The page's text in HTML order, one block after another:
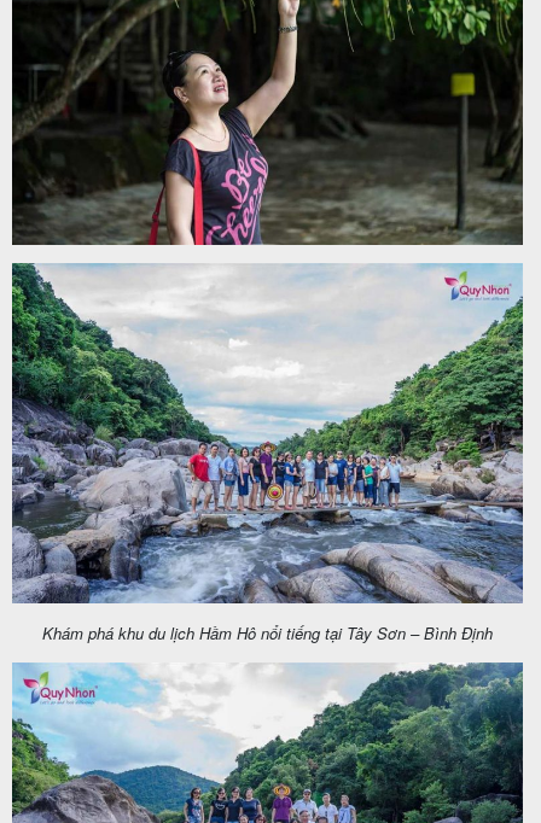
Khám phá khu du lịch Hầm Hô nổi tiếng tại Tây Sơn – Bình Định